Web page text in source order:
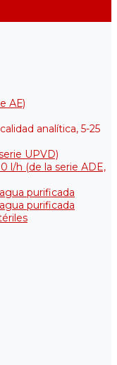
АЕ)
analítica, 5-25
UPVD)
l/h (de la serie АDE,
purificada
purificada